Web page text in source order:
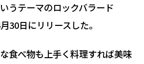
うテーマのロックバラード
30日にリリースした。
食べ物も上手く料理すれば美味